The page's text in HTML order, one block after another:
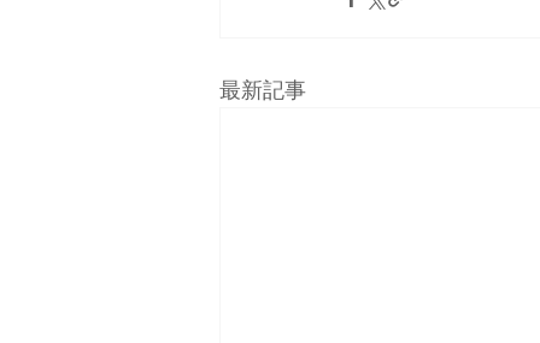
最新記事